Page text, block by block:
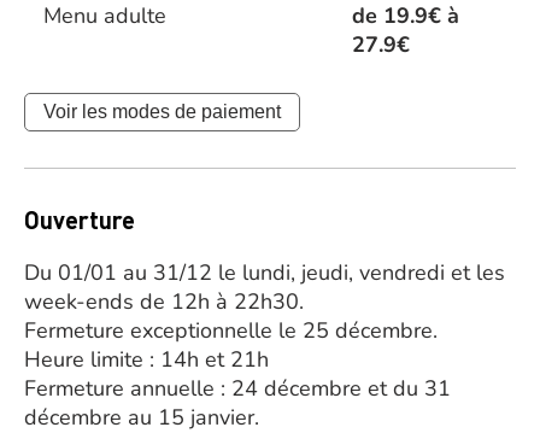
Menu adulte
de 19.9€ à
27.9€
Voir les modes de paiement
Ouverture
Du 01/01 au 31/12 le lundi, jeudi, vendredi et les
week-ends de 12h à 22h30.
Fermeture exceptionnelle le 25 décembre.
Heure limite : 14h et 21h
Fermeture annuelle : 24 décembre et du 31
décembre au 15 janvier.